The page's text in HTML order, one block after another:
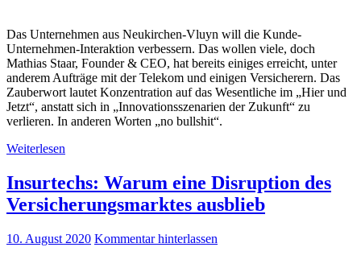
Das Unternehmen aus Neukirchen-Vluyn will die Kunde-
Unternehmen-Interaktion verbessern. Das wollen viele, doch
Mathias Staar, Founder & CEO, hat bereits einiges erreicht, unter
anderem Aufträge mit der Telekom und einigen Versicherern. Das
Zauberwort lautet Konzentration auf das Wesentliche im „Hier und
Jetzt“, anstatt sich in „Innovationsszenarien der Zukunft“ zu
verlieren. In anderen Worten „no bullshit“.
Weiterlesen
Insurtechs: Warum eine Disruption des
Versicherungsmarktes ausblieb
10. August 2020 Kommentar hinterlassen